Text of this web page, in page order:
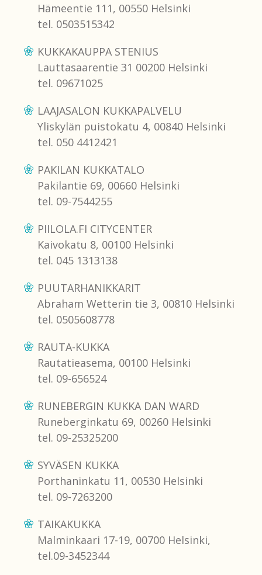
Hämeentie 111, 00550 Helsinki
tel. 0503515342
KUKKAKAUPPA STENIUS
Lauttasaarentie 31 00200 Helsinki
tel. 09671025
LAAJASALON KUKKAPALVELU
Yliskylän puistokatu 4, 00840 Helsinki
tel. 050 4412421
PAKILAN KUKKATALO
Pakilantie 69, 00660 Helsinki
tel. 09-7544255
PIILOLA.FI CITYCENTER
Kaivokatu 8, 00100 Helsinki
tel. 045 1313138
PUUTARHANIKKARIT
Abraham Wetterin tie 3, 00810 Helsinki
tel. 0505608778
RAUTA-KUKKA
Rautatieasema, 00100 Helsinki
tel. 09-656524
RUNEBERGIN KUKKA DAN WARD
Runeberginkatu 69, 00260 Helsinki
tel. 09-25325200
SYVÄSEN KUKKA
Porthaninkatu 11, 00530 Helsinki
tel. 09-7263200
TAIKAKUKKA
Malminkaari 17-19, 00700 Helsinki,
tel.09-3452344